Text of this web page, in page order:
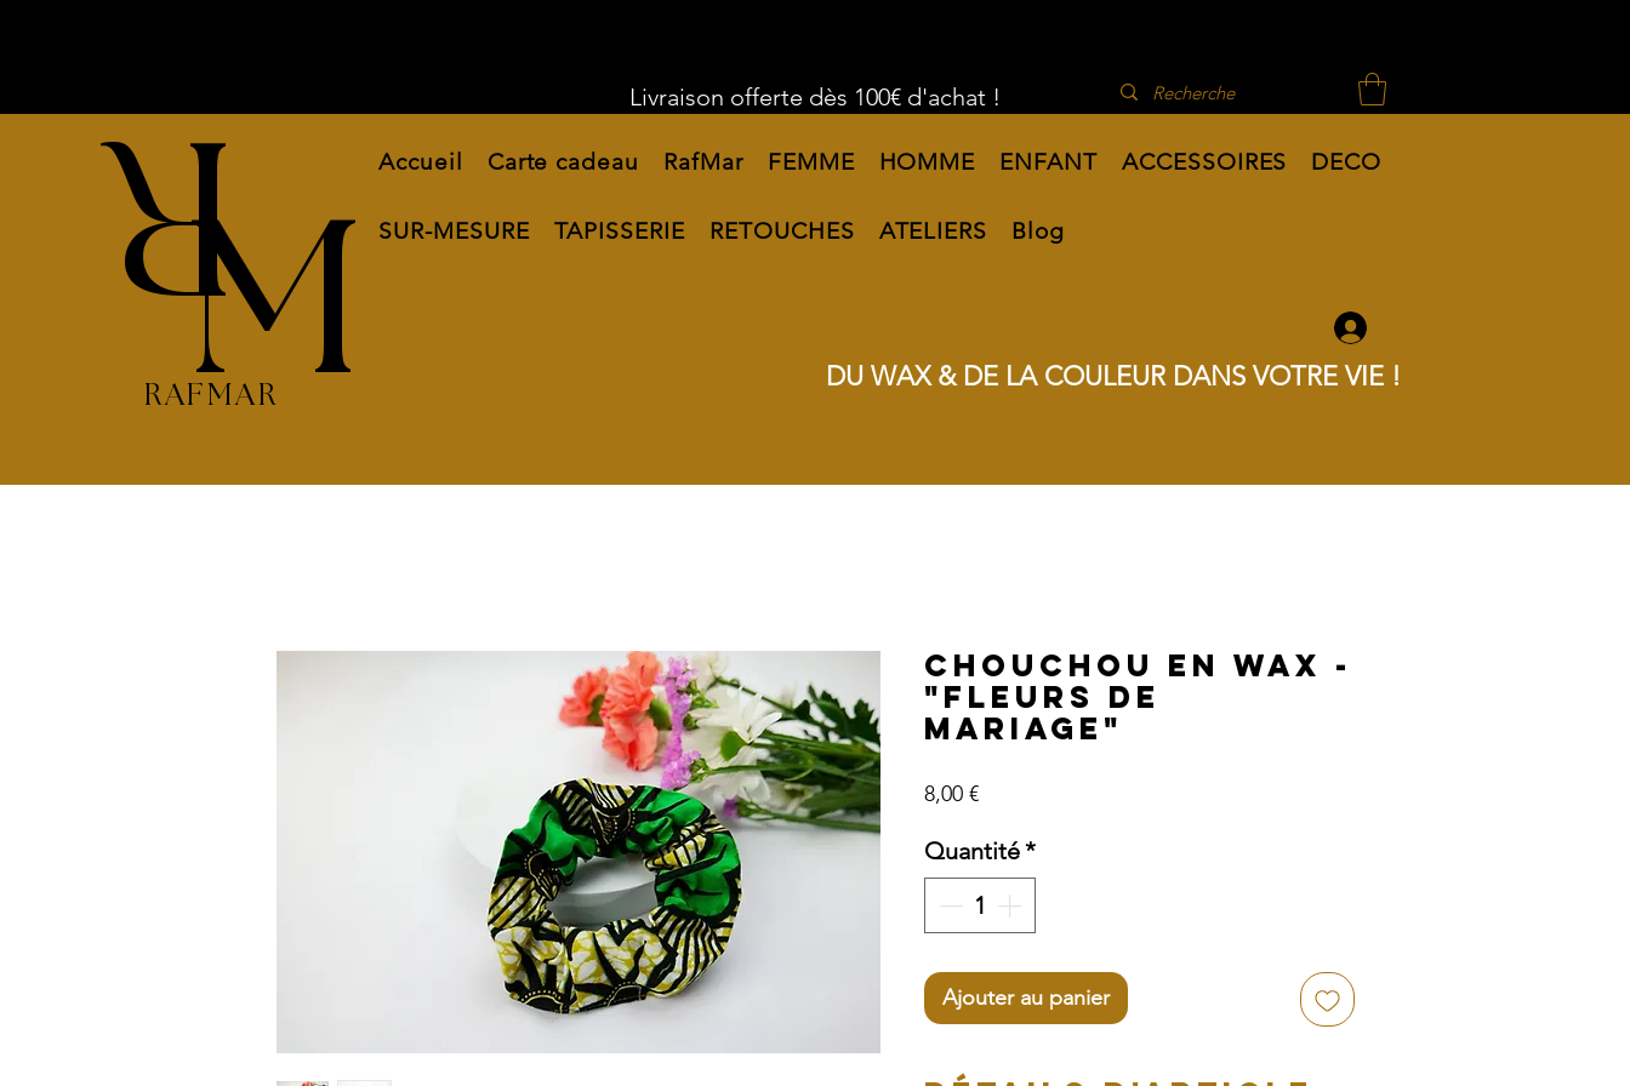
DU WAX & DE LA COULEUR DANS VOTRE VIE !
RM
RAFMAR
Accueil Carte cadeau RafMar FEMME HOMME ENFANT ACCESSOIRES DECO
SUR-MESURE TAPISSERIE RETOUCHES ATELIERS Blog
Livraison offerte dès 100€ d'achat !
Chouchou en Wax -
"Fleurs de
Mariage"
8,00 €Prix
Quantité*
Ajouter au panier